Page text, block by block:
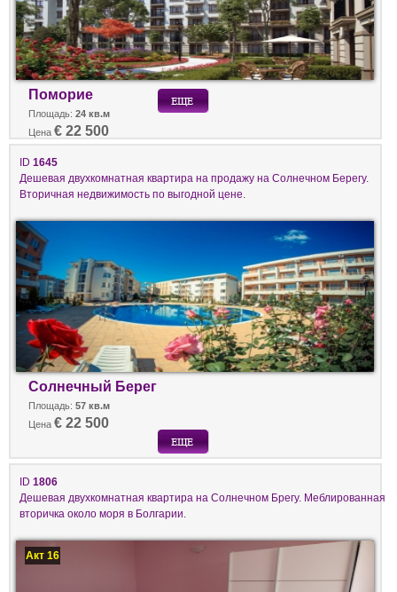
Поморие
Площадь: 24 кв.м
Цена € 22 500
ID 1645
Дешевая двухкомнатная квартира на продажу на Солнечном Берегу.
Вторичная недвижимость по выгодной цене.
Солнечный Берег
Площадь: 57 кв.м
Цена € 22 500
ID 1806
Дешевая двухкомнатная квартира на Солнечном Брегу. Меблированная
вторичка около моря в Болгарии.
Акт 16